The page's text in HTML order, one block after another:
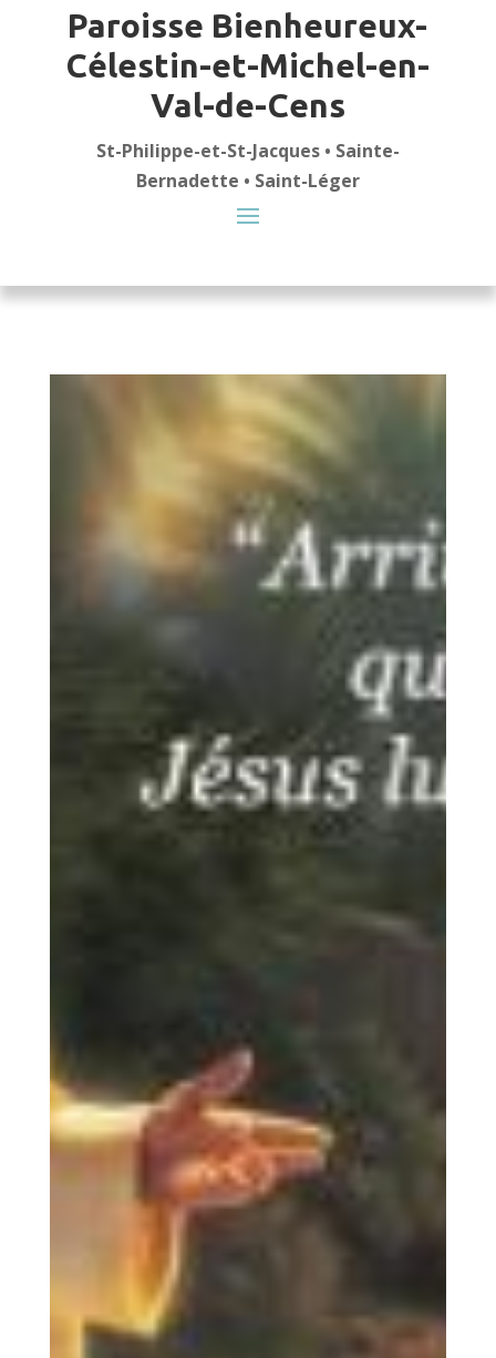
Paroisse Bienheureux-
Célestin-et-Michel-en-
Val-de-Cens
St-Philippe-et-St-Jacques • Sainte-
Bernadette • Saint-Léger